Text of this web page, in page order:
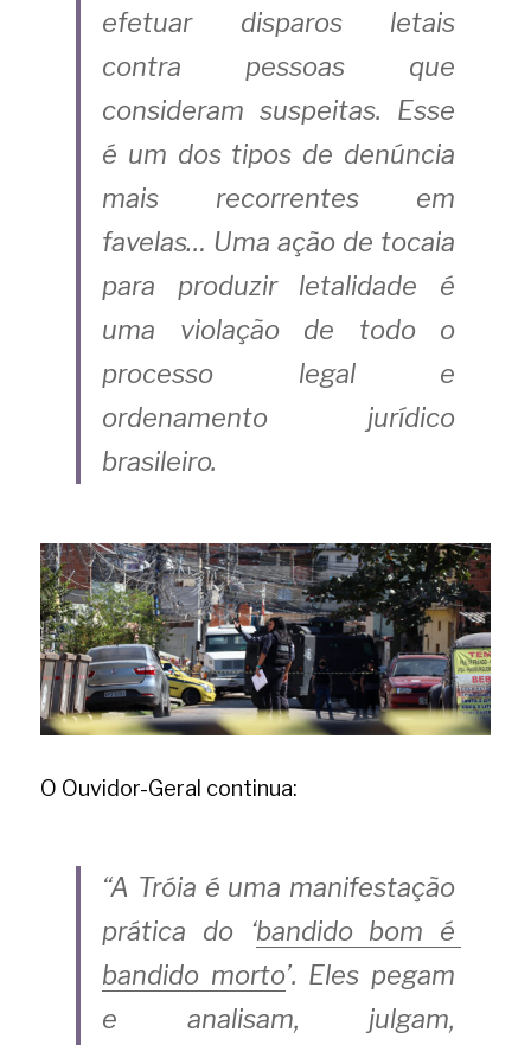
efetuar disparos letais
contra pessoas que
consideram suspeitas. Esse
é um dos tipos de denúncia
mais recorrentes em
favelas… Uma ação de tocaia
para produzir letalidade é
uma violação de todo o
processo legal e
ordenamento jurídico
brasileiro.
O Ouvidor-Geral continua:
“A Tróia é uma manifestação
prática do ‘bandido bom é
bandido morto’. Eles pegam
e analisam, julgam,